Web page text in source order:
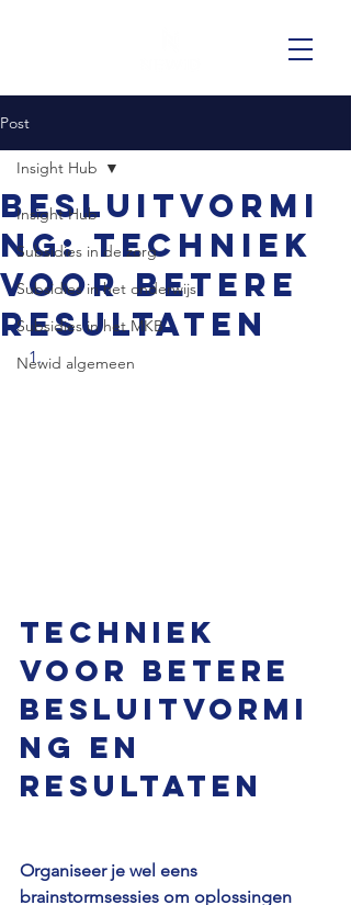
Post
Insight Hub
Subsidies in de zorg
Subsidies in het onderwijs
Subsidies in het MKB
Newid algemeen
Insight Hub
Besluitvormi
ng: Techniek
voor betere
resultaten
Techniek
voor betere
besluitvormi
ng en
resultaten
Organiseer je wel eens
brainstormsessies om oplossingen